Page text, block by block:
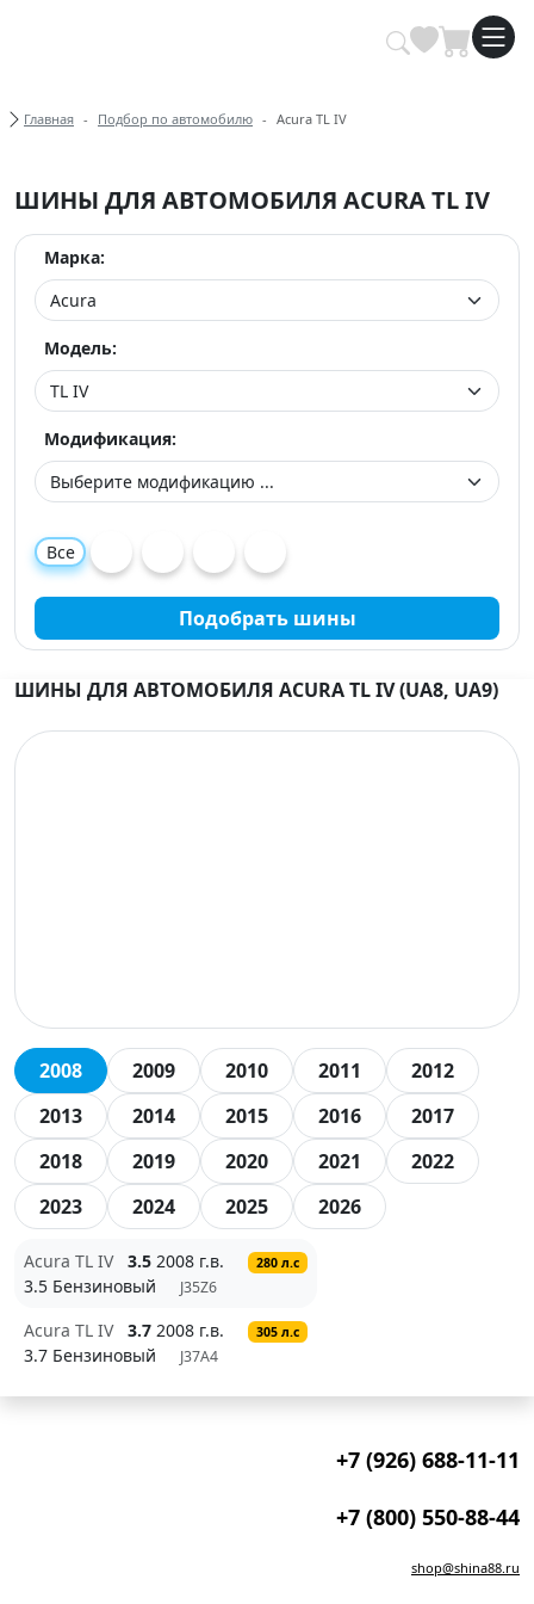
Купить автомобильные шины
Хлебные крошки
Главная Подбор по автомобилю Acura TL IV
ШИНЫ ДЛЯ АВТОМОБИЛЯ ACURA TL IV
Марка:
Модель:
Модификация:
Все
Подобрать шины
ШИНЫ ДЛЯ АВТОМОБИЛЯ ACURA TL IV (UA8, UA9)
2008 2009 2010 2011
2012
2013
2014 2015 2016
2017
2018
2019 2020 2021
2022
2023
2024 2025 2026
Acura TL IV 3.5 2008 г.в. 280 л.с
3.5 Бензиновый J35Z6
Acura TL IV 3.7 2008 г.в. 305 л.с
3.7 Бензиновый J37A4
+7 (926) 688-11-11
+7 (800) 550-88-44
shop@shina88.ru